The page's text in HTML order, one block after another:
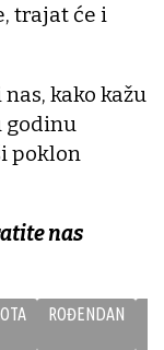
trajat će i
kako kažu
godinu
poklon
nas
ROĐENDAN